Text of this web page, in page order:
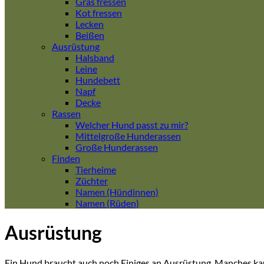
Kot fressen
Lecken
Beißen
Ausrüstung
Halsband
Leine
Hundebett
Napf
Decke
Rassen
Welcher Hund passt zu mir?
Mittelgroße Hunderassen
Große Hunderassen
Finden
Tierheime
Züchter
Namen (Hündinnen)
Namen (Rüden)
Ausrüstung